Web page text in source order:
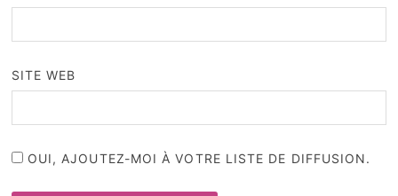
SITE WEB
OUI, AJOUTEZ-MOI À VOTRE LISTE DE DIFFUSION.